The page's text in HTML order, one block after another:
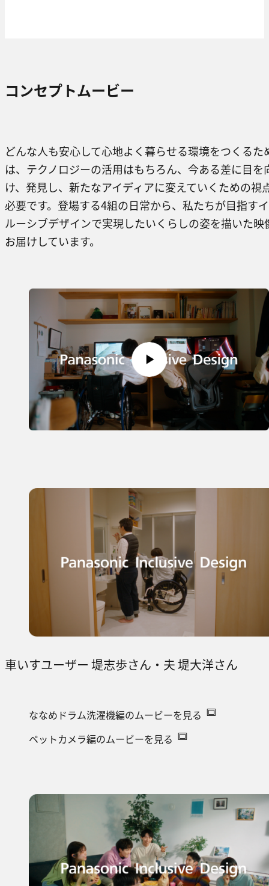
コンセプトムービー
どんな人も安心して心地よく暮らせる環境をつくるた
は、テクノロジーの活用はもちろん、今ある差に目を
け、発見し、新たなアイディアに変えていくための視
必要です。登場する4組の日常から、私たちが目指す
ルーシブデザインで実現したいくらしの姿を描いた映
お届けしています。
車いすユーザー 堤志歩さん・夫 堤大洋さん
ななめドラム洗濯機編のムービーを見る
ペットカメラ編のムービーを見る